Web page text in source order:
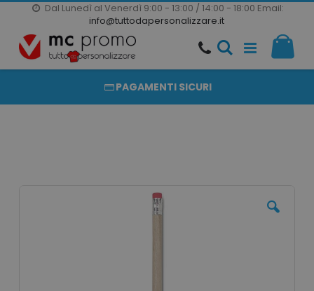
Dal Lunedì al Venerdì 9:00 - 13:00 / 14:00 - 18:00 Email:
info@tuttodapersonalizzare.it
Salta
al
contenuto
20000 PRODOTTI
PRODOTTI COMPLETAMENTE PERSONALIZZABILI
PAGAMENTI SICURI